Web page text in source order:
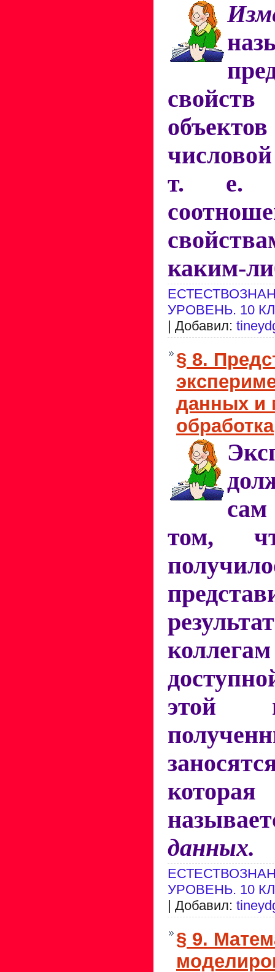
т. е.
каким-
УРОВЕНЬ. 10
| Добавил:
§ 8.
данных и
обработка
сам
том,
этой
данных.
УРОВЕНЬ. 10
| Добавил:
§ 9.